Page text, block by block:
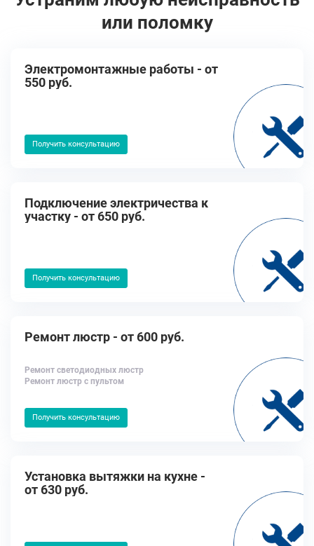
или поломку
Электромонтажные работы - от
550 руб.
Получить консультацию
Подключение электричества к
участку - от 650 руб.
Получить консультацию
Ремонт люстр - от 600 руб.
Ремонт светодиодных люстр
Ремонт люстр с пультом
Получить консультацию
Установка вытяжки на кухне -
от 630 руб.